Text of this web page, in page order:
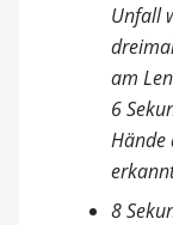
Unfall
am
6
Hände
8